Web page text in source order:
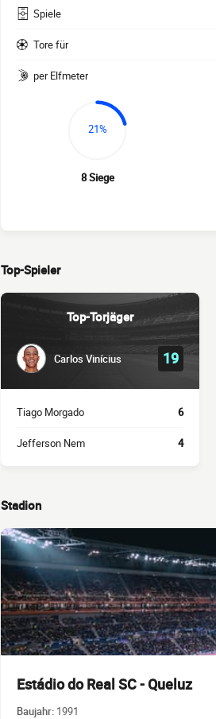
Spiele
Tore für
per Elfmeter
21%
8 Siege
Top-Spieler
Top-Torjäger
Carlos Vinícius 19
Tiago Morgado 6
Jefferson Nem 4
Stadion
Estádio do Real SC - Queluz
Baujahr: 1991